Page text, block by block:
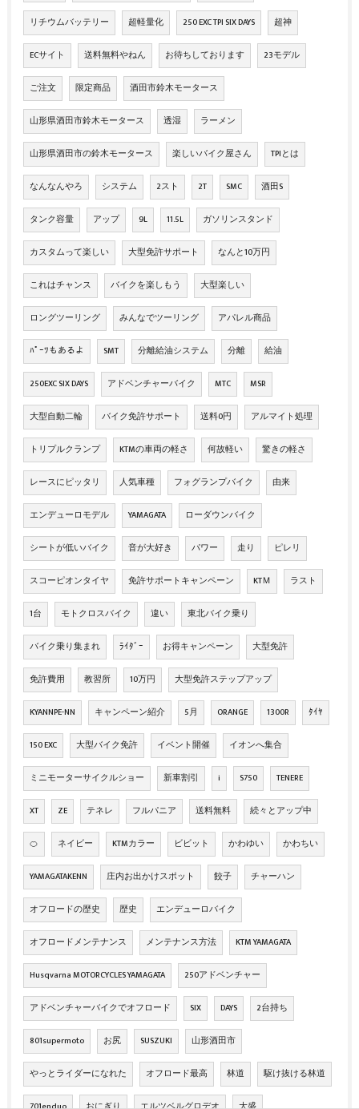
リチウムバッテリー 超軽量化 250 EXC TPI SIX DAYS 超神
ECサイト 送料無料やねん お待ちしております 23モデル
ご注文 限定商品 酒田市鈴木モータース
山形県酒田市鈴木モータース 透湿 ラーメン
山形県酒田市の鈴木モータース 楽しいバイク屋さん TPIとは
なんなんやろ システム 2スト 2T SMC 酒田S
タンク容量 アップ 9L 11.5L ガソリンスタンド
カスタムって楽しい 大型免許サポート なんと10万円
これはチャンス バイクを楽しもう 大型楽しい
ロングツーリング みんなでツーリング アパレル商品
ﾊﾟｰﾂもあるよ SMT 分離給油システム 分離 給油
250EXC SIX DAYS アドベンチャーバイク MTC MSR
大型自動二輪 バイク免許サポート 送料0円 アルマイト処理
トリプルクランプ KTMの車両の軽さ 何故軽い 驚きの軽さ
レースにピッタリ 人気車種 フォグランプバイク 由来
エンデューロモデル YAMAGATA ローダウンバイク
シートが低いバイク 音が大好き パワー 走り ピレリ
スコーピオンタイヤ 免許サポートキャンペーン KTＭ ラスト
1台 モトクロスバイク 違い 東北バイク乗り
バイク乗り集まれ ﾗｲﾀﾞｰ お得キャンペーン 大型免許
免許費用 教習所 10万円 大型免許ステップアップ
KYANNPE-NN キャンペーン紹介 5月 ORANGE 1300R ﾀｲﾔ
150 EXC 大型バイク免許 イベント開催 イオンへ集合
ミニモーターサイクルショー 新車割引 i S750 TENERE
XT ZE テネレ フルパニア 送料無料 続々とアップ中
🍊 ネイビー KTMカラー ビビット かわゆい かわちい
YAMAGATAKENN 庄内お出かけスポット 餃子 チャーハン
オフロードの歴史 歴史 エンデューロバイク
オフロードメンテナンス メンテナンス方法 KTM YAMAGATA
Husqvarna MOTORCYCLES YAMAGATA 250アドベンチャー
アドベンチャーバイクでオフロード SIX DAYS 2台持ち
801supermoto お尻 SUSZUKI 山形酒田市
やっとライダーになれた オフロード最高 林道 駆け抜ける林道